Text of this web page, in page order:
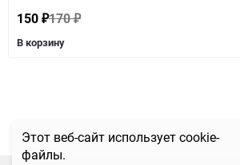
Этот веб-сайт использует cookie-
файлы.
150 ₽170₽
В корзину